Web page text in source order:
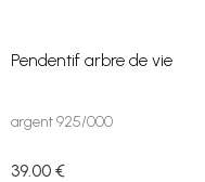
Pendentif arbre de vie
argent 925/000
39.00 €